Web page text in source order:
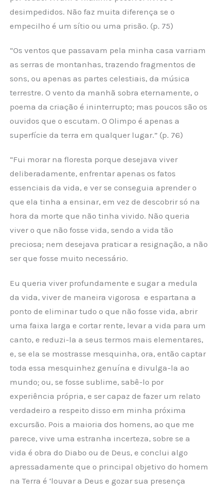
desimpedidos. Não faz muita diferença se o
empecilho é um sítio ou uma prisão. (p. 75)
“Os ventos que passavam pela minha casa varriam
as serras de montanhas, trazendo fragmentos de
sons, ou apenas as partes celestiais, da música
terrestre. O vento da manhã sobra eternamente, o
poema da criação é ininterrupto; mas poucos são os
ouvidos que o escutam. O Olimpo é apenas a
superfície da terra em qualquer lugar.” (p. 76)
“Fui morar na floresta porque desejava viver
deliberadamente, enfrentar apenas os fatos
essenciais da vida, e ver se conseguia aprender o
que ela tinha a ensinar, em vez de descobrir só na
hora da morte que não tinha vivido. Não queria
viver o que não fosse vida, sendo a vida tão
preciosa; nem desejava praticar a resignação, a não
ser que fosse muito necessário.
Eu queria viver profundamente e sugar a medula
da vida, viver de maneira vigorosa e espartana a
ponto de eliminar tudo o que não fosse vida, abrir
uma faixa larga e cortar rente, levar a vida para um
canto, e reduzi-la a seus termos mais elementares,
e, se ela se mostrasse mesquinha, ora, então captar
toda essa mesquinhez genuína e divulga-la ao
mundo; ou, se fosse sublime, sabê-lo por
experiência própria, e ser capaz de fazer um relato
verdadeiro a respeito disso em minha próxima
excursão. Pois a maioria dos homens, ao que me
parece, vive uma estranha incerteza, sobre se a
vida é obra do Diabo ou de Deus, e conclui algo
apressadamente que o principal objetivo do homem
na Terra é ‘louvar a Deus e gozar sua presença